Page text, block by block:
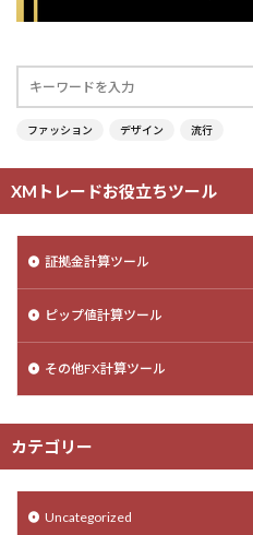
ファッション デザイン 流行
XMトレードお役立ちツール
証拠金計算ツール
ピップ値計算ツール
その他FX計算ツール
カテゴリー
Uncategorized